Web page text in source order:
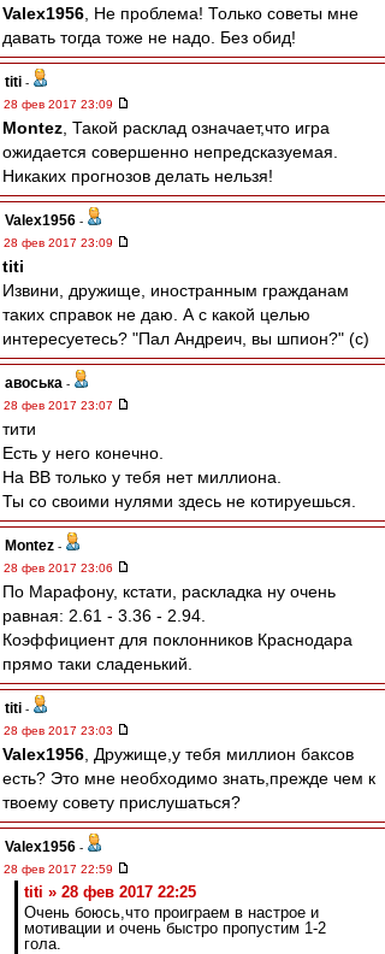
Valex1956 , Не проблема! Только советы мне
давать тогда тоже не надо. Без обид!
titi -
28 фев 2017 23:09
Montez , Такой расклад означает,что игра
ожидается совершенно непредсказуемая.
Никаких прогнозов делать нельзя!
Valex1956 -
28 фев 2017 23:09
titi
Извини, дружище, иностранным гражданам
таких справок не даю. А с какой целью
интересуетесь? "Пал Андреич, вы шпион?" (с)
авоська -
28 фев 2017 23:07
тити
Есть у него конечно.
На ВВ только у тебя нет миллиона.
Ты со своими нулями здесь не котируешься.
Montez -
28 фев 2017 23:06
По Марафону, кстати, раскладка ну очень
равная: 2.61 - 3.36 - 2.94.
Коэффициент для поклонников Краснодара
прямо таки сладенький.
titi -
28 фев 2017 23:03
Valex1956 , Дружище,у тебя миллион баксов
есть? Это мне необходимо знать,прежде чем к
твоему совету прислушаться?
Valex1956 -
28 фев 2017 22:59
titi » 28 фев 2017 22:25
Очень боюсь,что проиграем в настрое и
мотивации и очень быстро пропустим 1-2
гола.